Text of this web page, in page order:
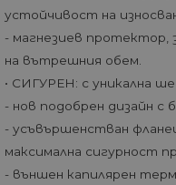
устойчивост на
- магнезиев протектор,
на вътрешния обем.
• СИГУРЕН: с уникална
- нов подобрен дизайн с
- усъвършенстван
максимална сигурност
- външен капилярен